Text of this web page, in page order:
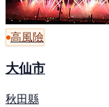
高風險
大仙市
秋田縣